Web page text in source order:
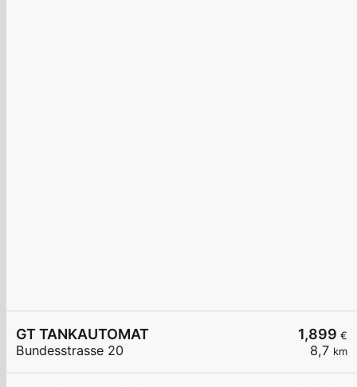
1,899 €
8,7 km
GT TANKAUTOMAT
Bundesstrasse 20